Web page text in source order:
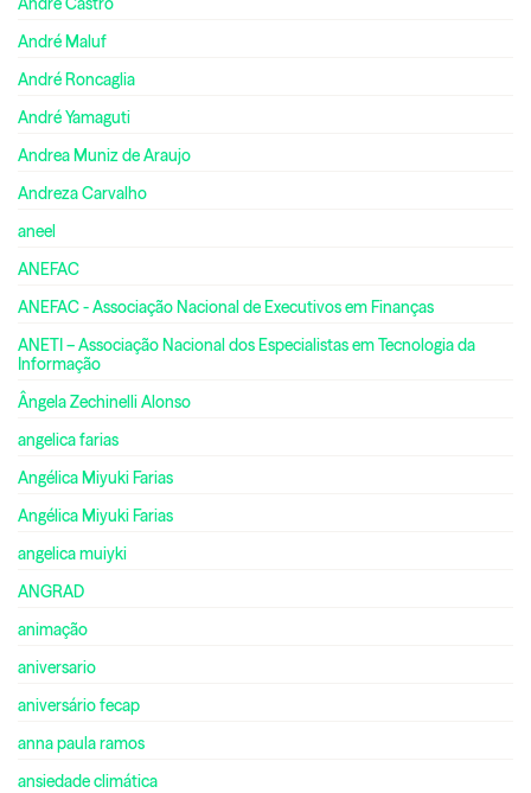
André Maluf
André Roncaglia
André Yamaguti
Andrea Muniz de Araujo
Andreza Carvalho
aneel
ANEFAC
ANEFAC - Associação Nacional de Executivos em Finanças
ANETI – Associação Nacional dos Especialistas em Tecnologia da
Informação
Ângela Zechinelli Alonso
angelica farias
Angélica Miyuki Farias
Angélica Miyuki Farias
angelica muiyki
ANGRAD
animação
aniversario
aniversário fecap
anna paula ramos
ansiedade climática